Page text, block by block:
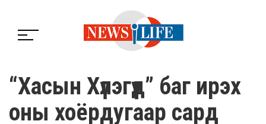
“Хасын Хүлэгүүд” баг ирэх
оны хоёрдугаар сард